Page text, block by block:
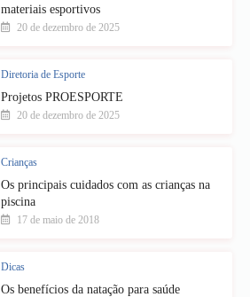
materiais esportivos
20 de dezembro de 2025
Diretoria de Esporte
Projetos PROESPORTE
20 de dezembro de 2025
Crianças
Os principais cuidados com as crianças na
piscina
17 de maio de 2018
Dicas
Os benefícios da natação para saúde